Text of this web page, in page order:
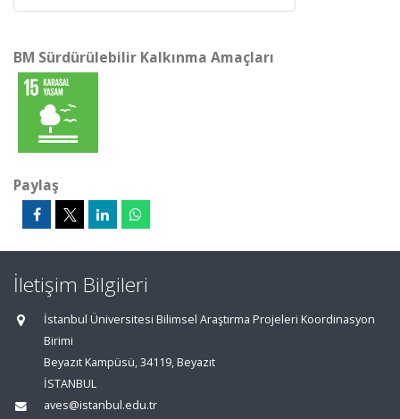
BM Sürdürülebilir Kalkınma Amaçları
Paylaş
İletişim Bilgileri
İstanbul Üniversitesi Bilimsel Araştırma Projeleri Koordinasyon
Birimi
Beyazıt Kampüsü, 34119, Beyazıt
İSTANBUL
aves@istanbul.edu.tr